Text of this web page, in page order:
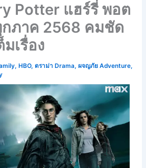
Potter แฮร์รี่ พอต
กภาค 2568 คมชัด
เรื่อง
, HBO,ดราม่า Drama,ผจญภัย Adventure,